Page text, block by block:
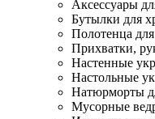
Аксессуары
Бутылки для
Полотенца
Прихватки,
Настенные
Настольные
Натюрморты
Мусорные